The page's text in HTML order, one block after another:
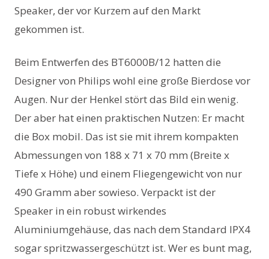
Speaker, der vor Kurzem auf den Markt
gekommen ist.
Beim Entwerfen des BT6000B/12 hatten die
Designer von Philips wohl eine große Bierdose vor
Augen. Nur der Henkel stört das Bild ein wenig.
Der aber hat einen praktischen Nutzen: Er macht
die Box mobil. Das ist sie mit ihrem kompakten
Abmessungen von 188 x 71 x 70 mm (Breite x
Tiefe x Höhe) und einem Fliegengewicht von nur
490 Gramm aber sowieso. Verpackt ist der
Speaker in ein robust wirkendes
Aluminiumgehäuse, das nach dem Standard IPX4
sogar spritzwassergeschützt ist. Wer es bunt mag,